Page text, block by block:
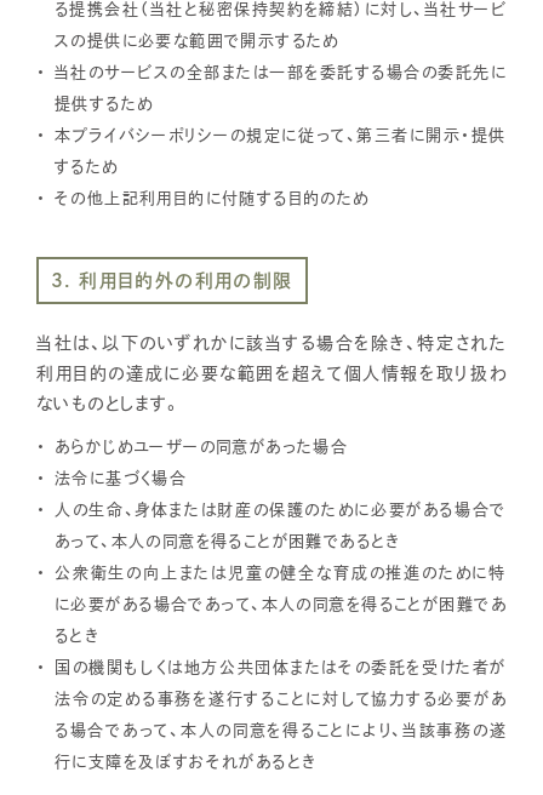
る提携会社（当社と秘密保持契約を締結）に対し、当社サービ
スの提供に必要な範囲で開示するため
当社のサービスの全部または一部を委託する場合の委託先に
提供するため
本プライバシーポリシーの規定に従って、第三者に開示・提供
するため
その他上記利用目的に付随する目的のため
3. 利用目的外の利用の制限
当社は、以下のいずれかに該当する場合を除き、特定された
利用目的の達成に必要な範囲を超えて個人情報を取り扱わ
ないものとします。
あらかじめユーザーの同意があった場合
法令に基づく場合
人の生命、身体または財産の保護のために必要がある場合で
あって、本人の同意を得ることが困難であるとき
公衆衛生の向上または児童の健全な育成の推進のために特
に必要がある場合であって、本人の同意を得ることが困難であ
るとき
国の機関もしくは地方公共団体またはその委託を受けた者が
法令の定める事務を遂行することに対して協力する必要があ
る場合であって、本人の同意を得ることにより、当該事務の遂
行に支障を及ぼすおそれがあるとき